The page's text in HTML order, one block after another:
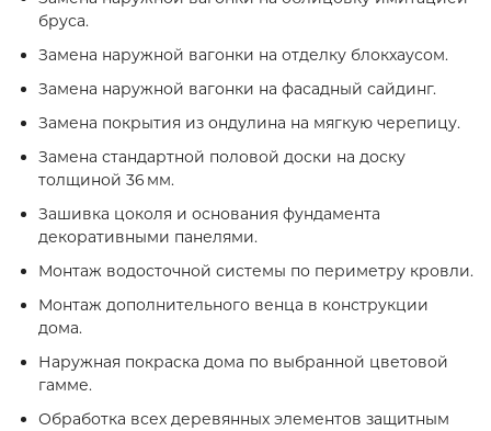
бруса.
Замена наружной вагонки на отделку блокхаусом.
Замена наружной вагонки на фасадный сайдинг.
Замена покрытия из ондулина на мягкую черепицу.
Замена стандартной половой доски на доску
толщиной 36 мм.
Зашивка цоколя и основания фундамента
декоративными панелями.
Монтаж водосточной системы по периметру кровли.
Монтаж дополнительного венца в конструкции
дома.
Наружная покраска дома по выбранной цветовой
гамме.
Обработка всех деревянных элементов защитным